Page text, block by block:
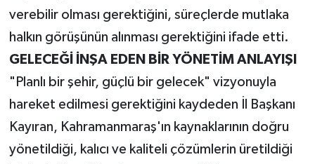
verebilir olması gerektiğini, süreçlerde mutlaka
halkın görüşünün alınması gerektiğini ifade etti.
GELECEĞİ İNŞA EDEN BİR YÖNETİM ANLAYIŞI
"Planlı bir şehir, güçlü bir gelecek" vizyonuyla
hareket edilmesi gerektiğini kaydeden İl Başkanı
Kayıran, Kahramanmaraş'ın kaynaklarının doğru
yönetildiği, kalıcı ve kaliteli çözümlerin üretildiği